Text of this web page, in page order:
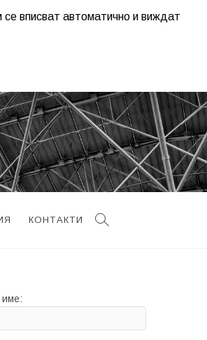
class.su-module.phpon line
КОНТАКТИ
име:
се вписват автоматично и виждат